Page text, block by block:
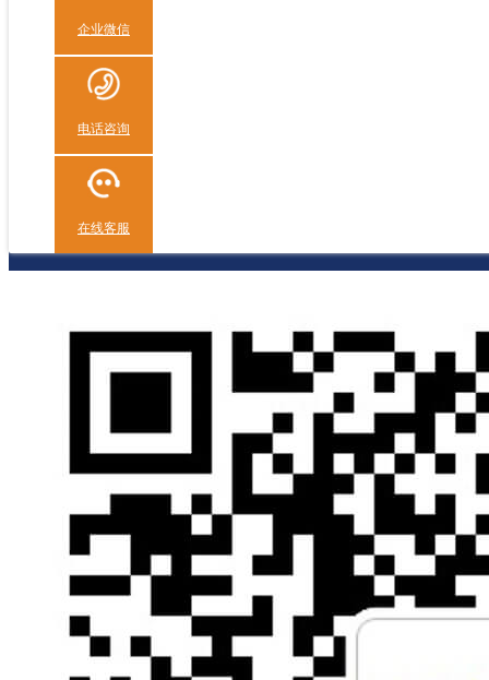
企业微信
电话咨询
在线客服